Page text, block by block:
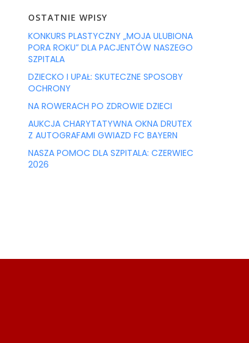
OSTATNIE WPISY
KONKURS PLASTYCZNY „MOJA ULUBIONA
PORA ROKU” DLA PACJENTÓW NASZEGO
SZPITALA
DZIECKO I UPAŁ: SKUTECZNE SPOSOBY
OCHRONY
NA ROWERACH PO ZDROWIE DZIECI
AUKCJA CHARYTATYWNA OKNA DRUTEX
Z AUTOGRAFAMI GWIAZD FC BAYERN
NASZA POMOC DLA SZPITALA: CZERWIEC
2026